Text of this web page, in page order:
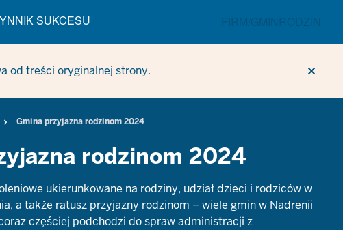
SUKCESU BEREICHSWECHSEL
FIRM/ GMINRODZIN
od treści oryginalnej strony.
Gmina przyjazna rodzinom 2024
rodzinom 2024
ukierunkowane na rodziny, udział dzieci i rodziców w
a także ratusz przyjazny rodzinom – wiele gmin w Nadrenii
częściej podchodzi do spraw administracji z